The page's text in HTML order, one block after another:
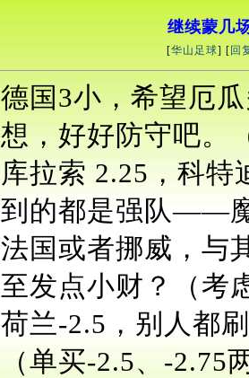
继续蒙几
[华山足球] [ 回
德国3小，希望厄
想，好好防守吧。
库拉索 2.25，科特
到的都是强队——
法国或者挪威，与
至发点小财？（考
荷兰-2.5，别人都
（单买-2.5、-